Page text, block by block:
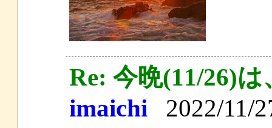
Re: 今晩(11/26)
imaichi 2022/11/